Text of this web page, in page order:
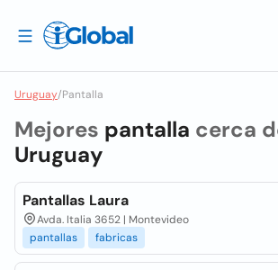
Uruguay/Pantalla
Mejores pantalla cerca
Uruguay
Pantallas Laura
Avda. Italia 3652 | Montevideo
pantallas
fabricas